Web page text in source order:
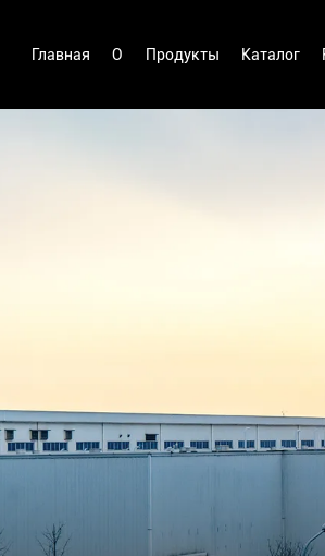
Главная О Продукты Каталог